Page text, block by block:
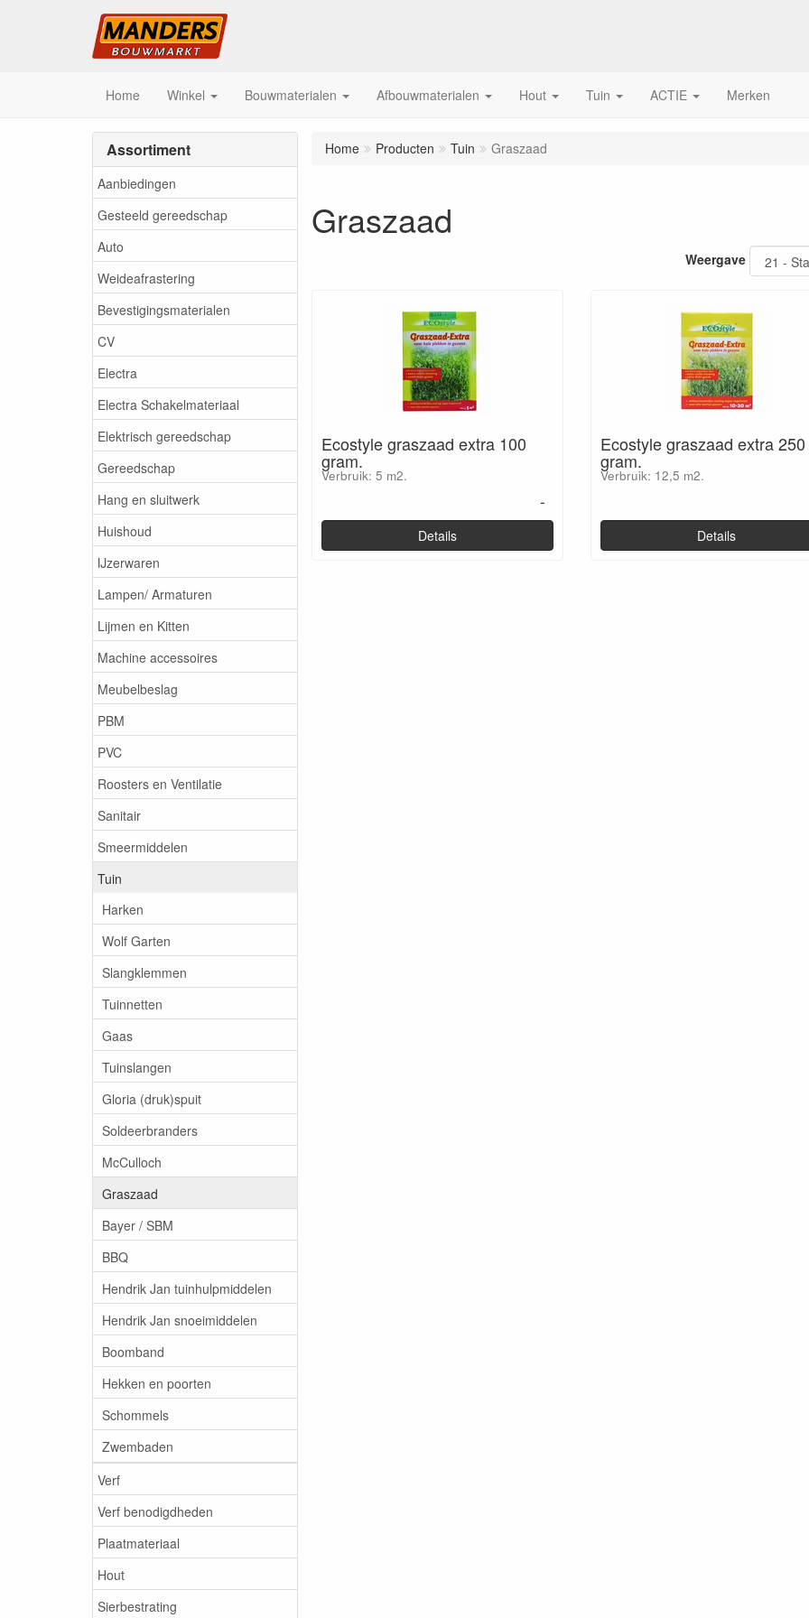
Home Winkel Bouwmaterialen Afbouwmaterialen Hout Tuin ACTIE Merken
Assortiment
Aanbiedingen
Gesteeld gereedschap
Auto
Weideafrastering
Bevestigingsmaterialen
CV
Electra
Electra Schakelmateriaal
Elektrisch gereedschap
Gereedschap
Hang en sluitwerk
Huishoud
IJzerwaren
Lampen/ Armaturen
Lijmen en Kitten
Machine accessoires
Meubelbeslag
PBM
PVC
Roosters en Ventilatie
Sanitair
Smeermiddelen
Tuin
Harken
Wolf Garten
Slangklemmen
Tuinnetten
Gaas
Tuinslangen
Gloria (druk)spuit
Soldeerbranders
McCulloch
Graszaad
Bayer / SBM
BBQ
Hendrik Jan tuinhulpmiddelen
Hendrik Jan snoeimiddelen
Boomband
Hekken en poorten
Schommels
Zwembaden
Verf
Verf benodigdheden
Plaatmateriaal
Hout
Sierbestrating
Home Producten Tuin Graszaad
Graszaad
Weergave
Ecostyle graszaad extra 100
gram.
Verbruik: 5 m2.
-
Details
Ecostyle graszaad extra 250
gram.
Verbruik: 12,5 m2.
Details